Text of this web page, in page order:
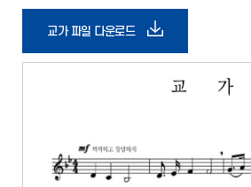
교가 파일 다운로드
드